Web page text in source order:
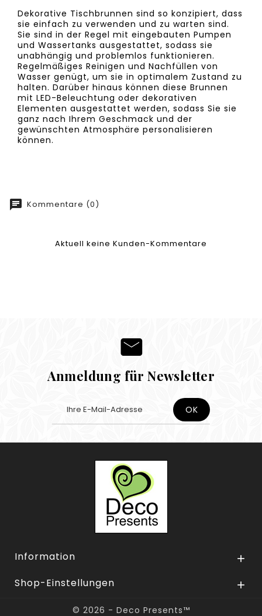
Dekorative Tischbrunnen sind so konzipiert, dass
sie einfach zu verwenden und zu warten sind.
Sie sind in der Regel mit eingebauten Pumpen
und Wassertanks ausgestattet, sodass sie
unabhängig und problemlos funktionieren.
Regelmäßiges Reinigen und Nachfüllen von
Wasser genügt, um sie in optimalem Zustand zu
halten. Darüber hinaus können diese Brunnen
mit LED-Beleuchtung oder dekorativen
Elementen ausgestattet werden, sodass Sie sie
ganz nach Ihrem Geschmack und der
gewünschten Atmosphäre personalisieren
können.
Kommentare (0)
Aktuell keine Kunden-Kommentare
Anmeldung für Newsletter
Information 
Shop-Einstellungen 
© 2026 - Deco Presents™